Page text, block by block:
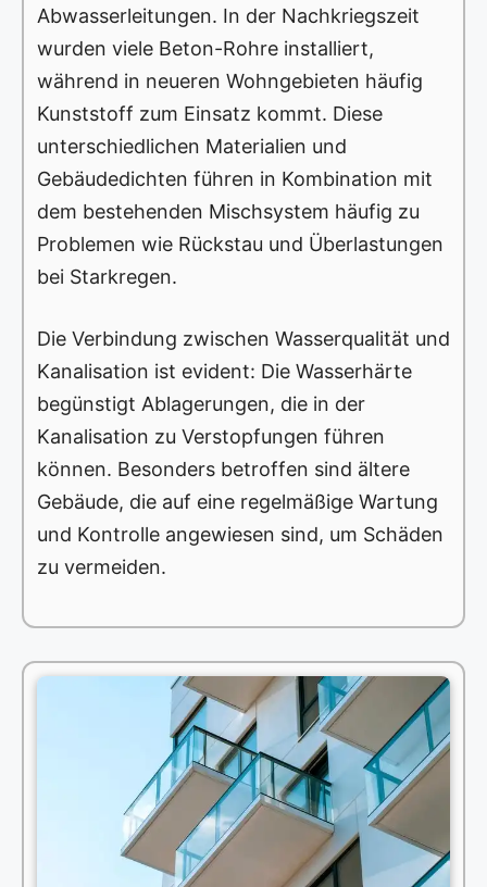
Abwasserleitungen. In der Nachkriegszeit
wurden viele Beton-Rohre installiert,
während in neueren Wohngebieten häufig
Kunststoff zum Einsatz kommt. Diese
unterschiedlichen Materialien und
Gebäudedichten führen in Kombination mit
dem bestehenden Mischsystem häufig zu
Problemen wie Rückstau und Überlastungen
bei Starkregen.
Die Verbindung zwischen Wasserqualität und
Kanalisation ist evident: Die Wasserhärte
begünstigt Ablagerungen, die in der
Kanalisation zu Verstopfungen führen
können. Besonders betroffen sind ältere
Gebäude, die auf eine regelmäßige Wartung
und Kontrolle angewiesen sind, um Schäden
zu vermeiden.